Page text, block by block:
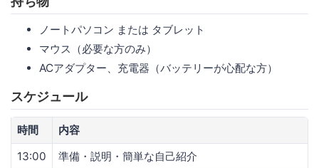
ノートパソコン または タブレット
マウス（必要な方のみ）
ACアダプター、充電器（バッテリーが心配な方）
スケジュール
時間
内容
13:00
準備・説明・簡単な自己紹介